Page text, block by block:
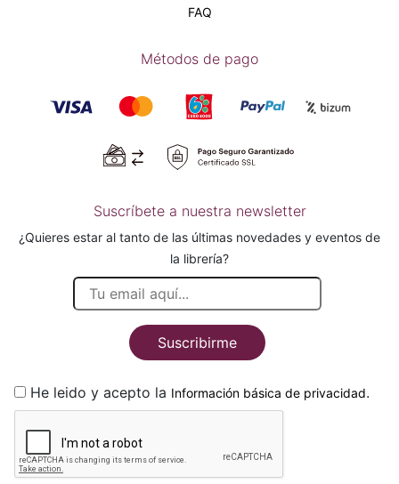
FAQ
Métodos de pago
Suscríbete a nuestra newsletter
¿Quieres estar al tanto de las últimas novedades y eventos de
la librería?
Suscribirme
He leido y acepto la Información básica de privacidad.